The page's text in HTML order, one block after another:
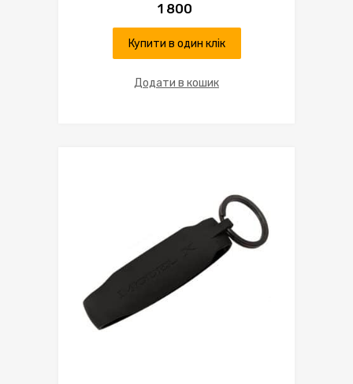
1 800
Купити в один клік
Додати в кошик